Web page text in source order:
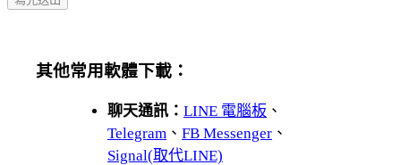
其他常用軟體下載：
聊天通訊： LINE 電腦板 、
Telegram 、 FB Messenger 、
Signal(取代LINE)